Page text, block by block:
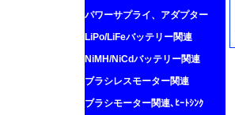
パワーサプライ、アダプター
LiPo/LiFeバッテリー関連
NiMH/NiCdバッテリー関連
ブラシレスモーター関連
ブラシモーター関連､ﾋｰﾄｼﾝｸ